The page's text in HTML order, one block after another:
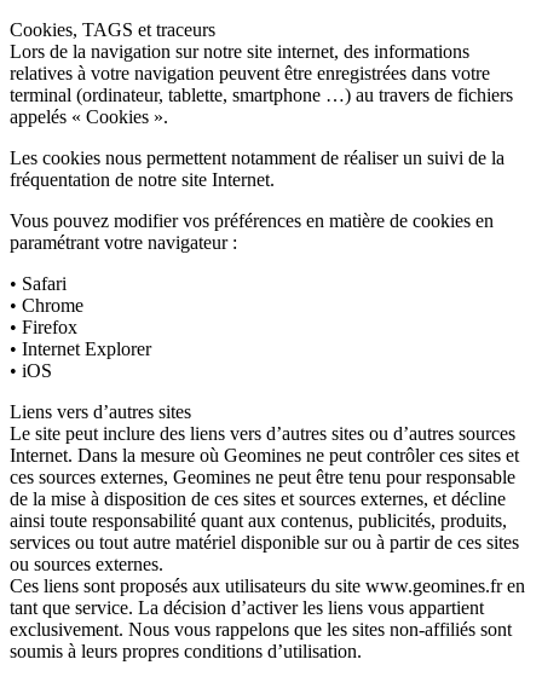
Cookies, TAGS et traceurs
Lors de la navigation sur notre site internet, des informations
relatives à votre navigation peuvent être enregistrées dans votre
terminal (ordinateur, tablette, smartphone …) au travers de fichiers
appelés « Cookies ».
Les cookies nous permettent notamment de réaliser un suivi de la
fréquentation de notre site Internet.
Vous pouvez modifier vos préférences en matière de cookies en
paramétrant votre navigateur :
• Safari
• Chrome
• Firefox
• Internet Explorer
• iOS
Liens vers d’autres sites
Le site peut inclure des liens vers d’autres sites ou d’autres sources
Internet. Dans la mesure où Geomines ne peut contrôler ces sites et
ces sources externes, Geomines ne peut être tenu pour responsable
de la mise à disposition de ces sites et sources externes, et décline
ainsi toute responsabilité quant aux contenus, publicités, produits,
services ou tout autre matériel disponible sur ou à partir de ces sites
ou sources externes.
Ces liens sont proposés aux utilisateurs du site www.geomines.fr en
tant que service. La décision d’activer les liens vous appartient
exclusivement. Nous vous rappelons que les sites non-affiliés sont
soumis à leurs propres conditions d’utilisation.